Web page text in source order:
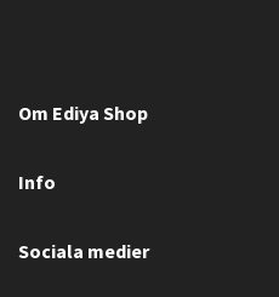
Om Ediya Shop
Info
Sociala medier